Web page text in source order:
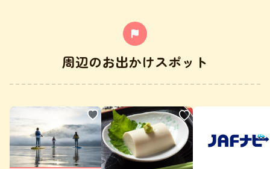
周辺のお出かけスポット